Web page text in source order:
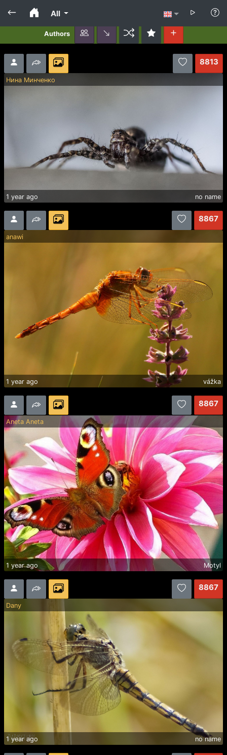
Authors
All
8813
Нина Минченко
1 year ago no name
8867
anawi
1 year ago vážka
8867
Aneta Aneta
1 year ago Motyl
8867
Dany
1 year ago no name